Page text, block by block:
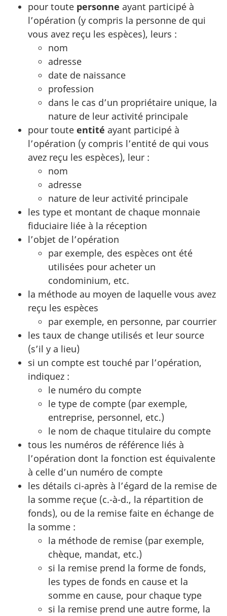
pour toute personne ayant participé à
l’opération (y compris la personne de qui
vous avez reçu les espèces), leurs :
nom
adresse
date de naissance
profession
dans le cas d’un propriétaire unique, la
nature de leur activité principale
pour toute entité ayant participé à
l’opération (y compris l’entité de qui vous
avez reçu les espèces), leur :
nom
adresse
nature de leur activité principale
les type et montant de chaque monnaie
fiduciaire liée à la réception
l’objet de l’opération
par exemple, des espèces ont été
utilisées pour acheter un
condominium, etc.
la méthode au moyen de laquelle vous avez
reçu les espèces
par exemple, en personne, par courrier
les taux de change utilisés et leur source
(s’il y a lieu)
si un compte est touché par l’opération,
indiquez :
le numéro du compte
le type de compte (par exemple,
entreprise, personnel, etc.)
le nom de chaque titulaire du compte
tous les numéros de référence liés à
l’opération dont la fonction est équivalente
à celle d’un numéro de compte
les détails ci-après à l’égard de la remise de
la somme reçue (c.-à-d., la répartition de
fonds), ou de la remise faite en échange de
la somme :
la méthode de remise (par exemple,
chèque, mandat, etc.)
si la remise prend la forme de fonds,
les types de fonds en cause et la
somme en cause, pour chaque type
si la remise prend une autre forme, la